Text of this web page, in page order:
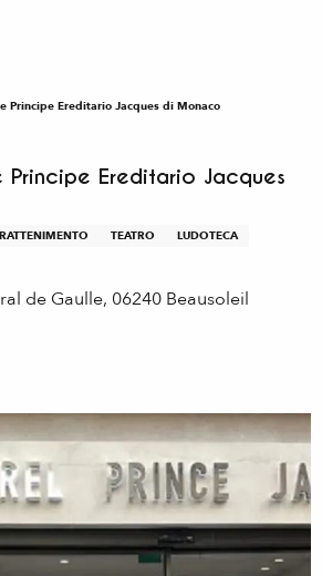
Principe Ereditario Jacques di Monaco
Principe Ereditario Jacques
TEATRO
LUDOTECA
de Gaulle, 06240 Beausoleil
aux favoris